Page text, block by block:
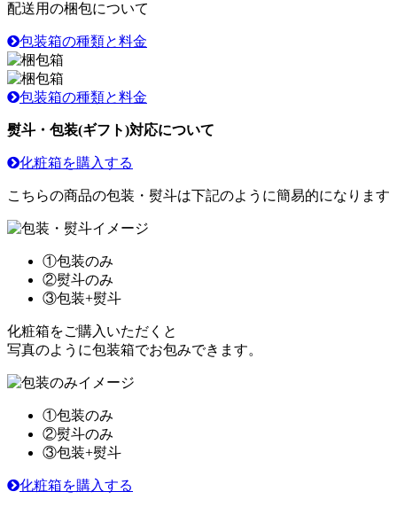
配送用の梱包について
包装箱の種類と料金
包装箱の種類と料金
熨斗・包装(ギフト)対応について
化粧箱を購入する
こちらの商品の包装・熨斗は下記のように簡易的になります
①包装のみ
②熨斗のみ
③包装+熨斗
化粧箱をご購入いただくと
写真のように包装箱でお包みできます。
①包装のみ
②熨斗のみ
③包装+熨斗
化粧箱を購入する